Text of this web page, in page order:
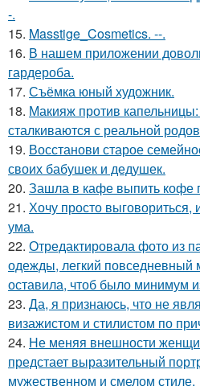
-.
15. Masstige_Cosmetics. --.
16. В нашем приложении
гардероба.
17. Съёмка юный художник.
18. Макияж против
сталкиваются с реальной
19. Восстанови старое
своих бабушек и дедушек.
20. Зашла в кафе выпить кофе
21. Хочу просто выговориться,
ума.
22. Отредактировала фото из
одежды, легкий повседневный
оставила, чтоб было минимум
23. Да, я признаюсь, что не
визажистом и стилистом по
24. Не меняя внешности
предстает выразительный
мужественном и смелом стиле.